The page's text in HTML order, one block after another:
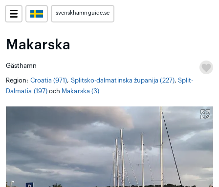
svenskhamnguide.se
Makarska
Gästhamn
Region: Croatia (971), Splitsko-dalmatinska županija (227), Split-
Dalmatia (197)och Makarska (3)